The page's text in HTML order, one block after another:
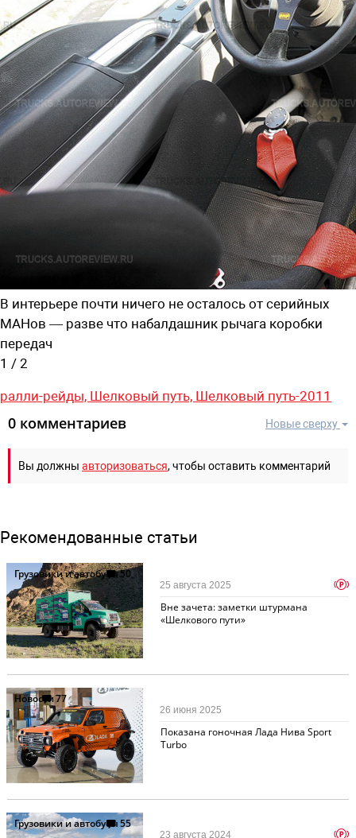
В интерьере почти ничего не осталось от серийных
МАНов — разве что набалдашник рычага коробки
передач
1 / 2
ралли-рейды, Шелковый путь, Шелковый путь-2011
Новые сверху
0 комментариев
Вы должны авторизоваться, чтобы оставить комментарий
Рекомендованные статьи
Грузовики и автобусы50
Вне зачета: заметки штурмана
«Шелкового пути»
25 августа 2025 p
Новости77
Показана гоночная Лада Нива Sport
Turbo
26 июня 2025
Грузовики и автобусы55
23 августа 2024 p